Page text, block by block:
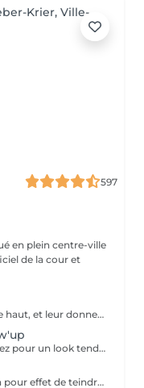
597
de la cour et
Le rehaussement redresse les cils vers le haut, et leur donne une superbe courbure, de la longueur, de la hauteur et du volume : vos cils paraissent plus longs et plus denses. Pour toutes celles qui veulent avoir un regard intense et des cils plus longs c'est une technique qui rallonge vos propres cils sans avoir recours aux extensions de cils. Elle peut être complémentaire à l'application d'extensions de cils, afin de faciliter leur application lorsque vos cils sont trop droits ou trop recourbés : Une beauté en un clin d'oeil ! Le soin ne dure que 45 minutes et n'est pas inconfortable : son effet recourbant dure entre 8 et 12 semaines, ce qui correspond au cycle naturel des cils. Tout de suite après le rehaussement, nous vous proposons soit une teinture des cils, pour intensifier la couleur de vos cils, soit un soin à la kératine, un traitement unique pour nourrir, épaissir et hydrater vos cils naturels ,soit l'application d'un mascara semi-permanent afin d'en améliorer encore l'aspect ' maquillé ' ( tenue 3-4 semaines). Vous avez la possibilité de faire tous ces soins en un même séance :))
BROW'Up Rehaussez vos sourcils ! Optez pour un look tendance ! Découvrez cette toute dernière tendance ! Le principe consiste à modifier le mouvement de vos poils de manière durable (+/- 6 semaines) en les rehaussant vers le haut et/ou dans leur mouvement naturel. Pourquoi ? Le sourcil sera plus ouvert, plus dense, il ouvrira considérablement le regard. Très utilisé par les plus grands maquilleurs, le coiffage du sourcil vers le haut à un vrai impact sur le regard, qui parait comme lifté, rehaussé. Egalement très utilisé en Amérique latine et en Asie, car les poils ont tendance à chuter vers le bas. Cette technique permet de les discipliner pour obtenir une ligne harmonieuse. Très utile également pour des sourcils qui frisent, qui prennent de mauvais plis , ou qui sont trop longs. Le but étant de les plaquer dans le sens le plus optimal . Messieurs, cette technique peut également vous convenir pour discipliner les volumes ! Sublime mariage avec une teinture 3D/HD Brow
Comme son nom l'indique, la teinture a pour effet de teindre les cils ou les sourcils et de les gainer très légèrement. Idéal pour les personnes aux cils ou sourcils clairs qui souhaitent avoir en toute occasion avec ou sans mascara des cils ou sourcils plus foncés (noirs, bruns, marrons).